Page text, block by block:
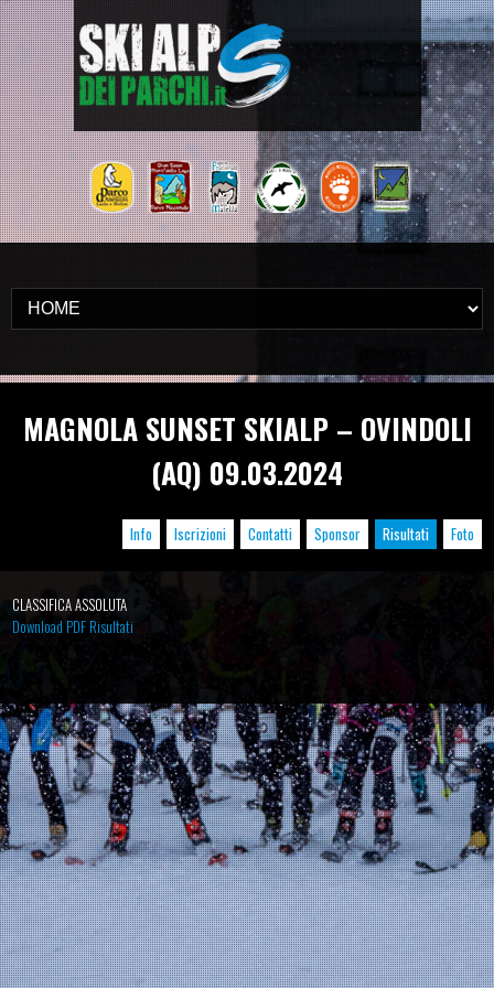
MAGNOLA SUNSET SKIALP – OVINDOLI
(AQ) 09.03.2024
Info Iscrizioni Contatti Sponsor Risultati Foto
CLASSIFICA ASSOLUTA
Download PDF Risultati